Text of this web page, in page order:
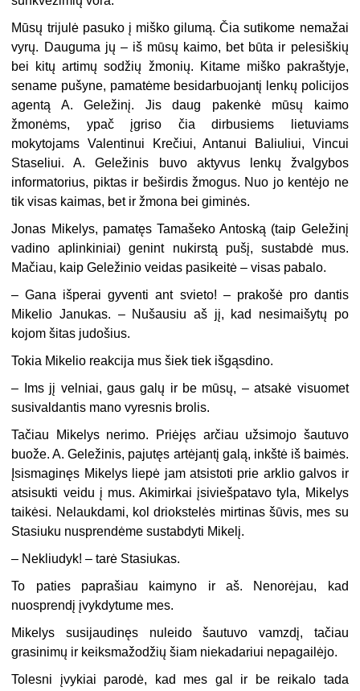
Mūsų trijulė pasuko į miško gilumą. Čia sutikome nemažai
vyrų. Dauguma jų – iš mūsų kaimo, bet būta ir pelesiškių
bei kitų artimų sodžių žmonių. Kitame miško pakraštyje,
sename pušyne, pamatėme besidarbuojantį lenkų policijos
agentą A. Geležinį. Jis daug pakenkė mūsų kaimo
žmonėms, ypač įgriso čia dirbusiems lietuviams
mokytojams Valentinui Krečiui, Antanui Baliuliui, Vincui
Staseliui. A. Geležinis buvo aktyvus lenkų žvalgybos
informatorius, piktas ir beširdis žmogus. Nuo jo kentėjo ne
tik visas kaimas, bet ir žmona bei giminės.
Jonas Mikelys, pamatęs Tamašeko Antoską (taip Geležinį
vadino aplinkiniai) genint nukirstą pušį, sustabdė mus.
Mačiau, kaip Geležinio veidas pasikeitė – visas pabalo.
– Gana išperai gyventi ant svieto! – prakošė pro dantis
Mikelio Janukas. – Nušausiu aš jį, kad nesimaišytų po
kojom šitas judošius.
Tokia Mikelio reakcija mus šiek tiek išgąsdino.
– Ims jį velniai, gaus galų ir be mūsų, – atsakė visuomet
susivaldantis mano vyresnis brolis.
Tačiau Mikelys nerimo. Priėjęs arčiau užsimojo šautuvo
buože. A. Geležinis, pajutęs artėjantį galą, inkštė iš baimės.
Įsismaginęs Mikelys liepė jam atsistoti prie arklio galvos ir
atsisukti veidu į mus. Akimirkai įsiviešpatavo tyla, Mikelys
taikėsi. Nelaukdami, kol driokstelės mirtinas šūvis, mes su
Stasiuku nusprendėme sustabdyti Mikelį.
– Nekliudyk! – tarė Stasiukas.
To paties paprašiau kaimyno ir aš. Nenorėjau, kad
nuosprendį įvykdytume mes.
Mikelys susijaudinęs nuleido šautuvo vamzdį, tačiau
grasinimų ir keiksmažodžių šiam niekadariui nepagailėjo.
Tolesni įvykiai parodė, kad mes gal ir be reikalo tada